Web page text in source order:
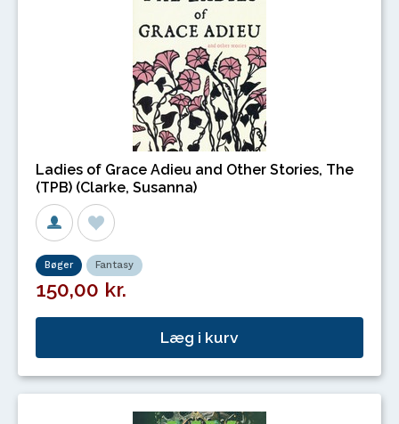
Ladies of Grace Adieu and Other Stories, The
(TPB) (Clarke, Susanna)
Bøger Fantasy
150,00 kr.
Læg i kurv